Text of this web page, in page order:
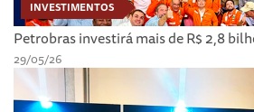
INVESTIMENTOS
Petrobras investirá mais de R$ 2,8
29/05/26